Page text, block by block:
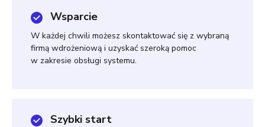
Wsparcie
W każdej chwili możesz skontaktować się z wybraną
firmą wdrożeniową i uzyskać szeroką pomoc
w zakresie obsługi systemu.
Szybki start